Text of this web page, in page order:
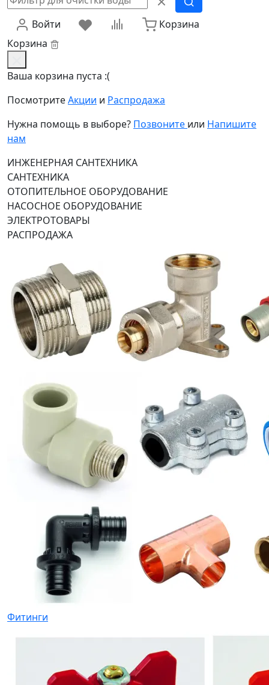
Войти
Корзина
Корзина
Ваша корзина пуста :(
ПосмотритеАкции и Распродажа
Нужна помощь в выборе? Позвоните или Напишите
нам
ИНЖЕНЕРНАЯ САНТЕХНИКА
САНТЕХНИКА
ОТОПИТЕЛЬНОЕ ОБОРУДОВАНИЕ
НАСОСНОЕ ОБОРУДОВАНИЕ
ЭЛЕКТРОТОВАРЫ
РАСПРОДАЖА
Фитинги